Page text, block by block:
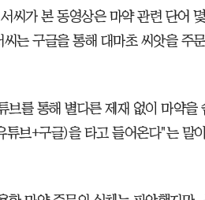
씨가 본 동영상은 마약 관련 단어
는 구글을 통해 대마초 씨앗을 주
브를 통해 별다른 제재 없이 마약을
튜브+구글)을 타고 들어온다"는 말